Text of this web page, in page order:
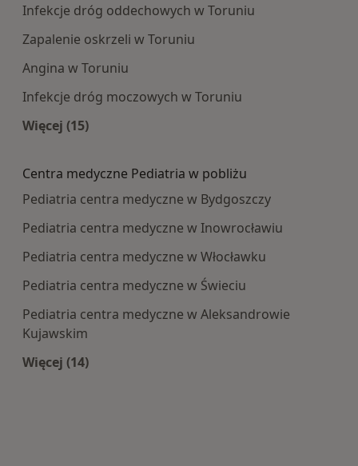
Infekcje dróg oddechowych w Toruniu
Zapalenie oskrzeli w Toruniu
Angina w Toruniu
Infekcje dróg moczowych w Toruniu
Więcej (15)
Centra medyczne Pediatria w pobliżu
Pediatria centra medyczne w Bydgoszczy
Pediatria centra medyczne w Inowrocławiu
Pediatria centra medyczne w Włocławku
Pediatria centra medyczne w Świeciu
Pediatria centra medyczne w Aleksandrowie
Kujawskim
Więcej (14)